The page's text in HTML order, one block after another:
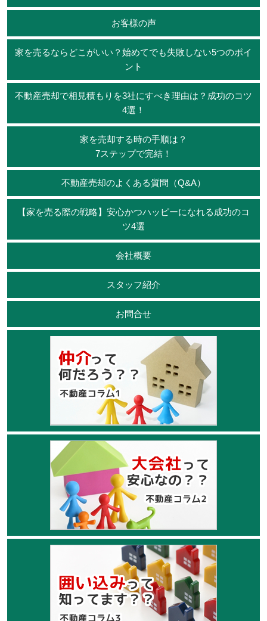
お客様の声
家を売るならどこがいい？始めてでも失敗しない5つのポイ
ント
不動産売却で相見積もりを3社にすべき理由は？成功のコツ
4選！
家を売却する時の手順は？
7ステップで完結！
不動産売却のよくある質問（Q&A）
【家を売る際の戦略】安心かつハッピーになれる成功のコ
ツ4選
会社概要
スタッフ紹介
お問合せ